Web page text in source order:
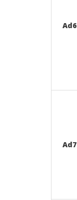
Ad6
Ad7